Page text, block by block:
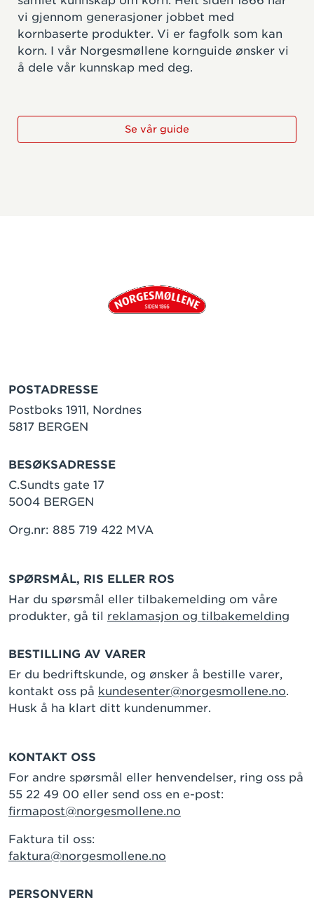
vi gjennom generasjoner jobbet med
kornbaserte produkter. Vi er fagfolk som kan
korn. I vår Norgesmøllene kornguide ønsker vi
å dele vår kunnskap med deg.
Se vår guide
POSTADRESSE
Postboks 1911, Nordnes
5817 BERGEN
BESØKSADRESSE
C.Sundts gate 17
5004 BERGEN
Org.nr: 885 719 422 MVA
SPØRSMÅL, RIS ELLER ROS
Har du spørsmål eller tilbakemelding om våre
produkter, gå til reklamasjon og tilbakemelding
BESTILLING AV VARER
Er du bedriftskunde, og ønsker å bestille varer,
kontakt oss på kundesenter@norgesmollene.no.
Husk å ha klart ditt kundenummer.
KONTAKT OSS
For andre spørsmål eller henvendelser, ring oss på
55 22 49 00 eller send oss en e-post:
firmapost@norgesmollene.no
Faktura til oss:
faktura@norgesmollene.no
PERSONVERN